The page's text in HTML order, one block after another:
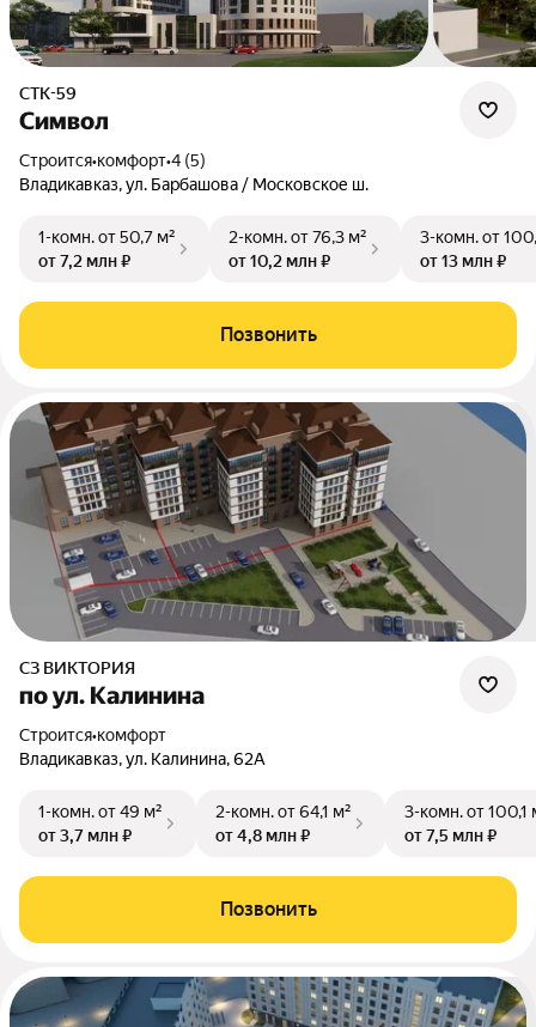
СТК-59
Символ
Строится•комфорт•4 (5)
Владикавказ, ул. Барбашова / Московское ш.
1-комн.от 50,7 м²
от 7,2 млн ₽
2-комн.от 76,3 м²
от 10,2 млн ₽
3-комн.от
от 13 млн ₽
Позвонить
СЗ ВИКТОРИЯ
по ул. Калинина
Строится•комфорт
Владикавказ, ул. Калинина, 62А
1-комн.от 49 м²
от 3,7 млн ₽
2-комн.от 64,1 м²
от 4,8 млн ₽
3-комн.от 100,1
от 7,5 млн ₽
Позвонить